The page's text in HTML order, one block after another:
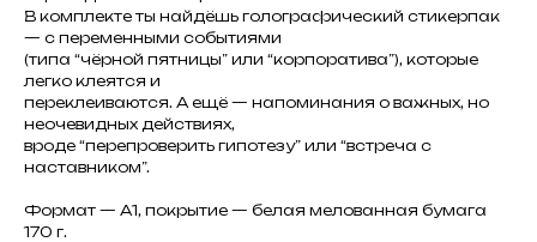
В комплекте ты найдёшь голографический стикерпак
— с переменными событиями
(типа “чёрной пятницы” или “корпоратива”), которые
легко клеятся и
переклеиваются. А ещё — напоминания о важных, но
неочевидных действиях,
вроде “перепроверить гипотезу” или “встреча с
наставником”.
Формат — А1, покрытие — белая мелованная бумага
170 г.